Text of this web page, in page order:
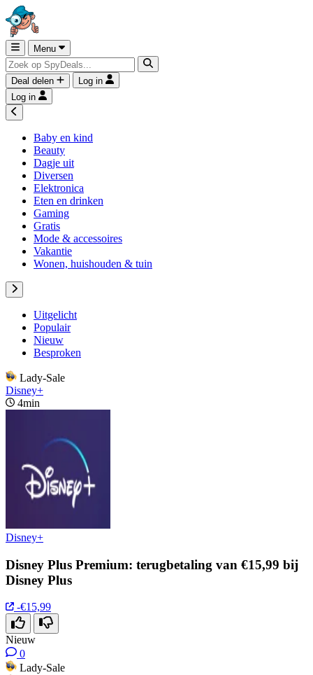
Menu
Deal delen
Log in
Log in
Baby en kind
Beauty
Dagje uit
Diversen
Elektronica
Eten en drinken
Gaming
Gratis
Mode & accessoires
Vakantie
Wonen, huishouden & tuin
Uitgelicht
Populair
Nieuw
Besproken
Lady-Sale
Disney+
4min
Disney+
Disney Plus Premium: terugbetaling van €15,99 bij
Disney Plus
-€15,99
Nieuw
0
Lady-Sale